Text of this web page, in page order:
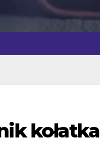
kołatka